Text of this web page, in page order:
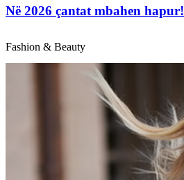
Në 2026 çantat mbahen hapur!
Fashion & Beauty